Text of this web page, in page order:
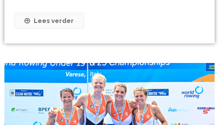
Lees verder